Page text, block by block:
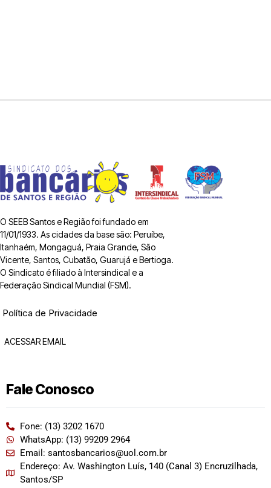
O SEEB Santos e Região foi fundado em
11/01/1933. As cidades da base são: Peruíbe,
Itanhaém, Mongaguá, Praia Grande, São
Vicente, Santos, Cubatão, Guarujá e Bertioga.
O Sindicato é filiado à Intersindical e a
Federação Sindical Mundial (FSM).
Política de Privacidade
ACESSAR EMAIL
Fale Conosco
Fone: (13) 3202 1670
WhatsApp: (13) 99209 2964
Email: santosbancarios@uol.com.br
Endereço: Av. Washington Luís, 140 (Canal 3) Encruzilhada,
Santos/SP